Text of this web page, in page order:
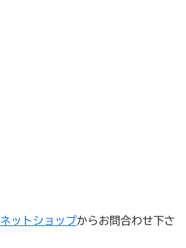
ネットショップからお問合わせ下さ